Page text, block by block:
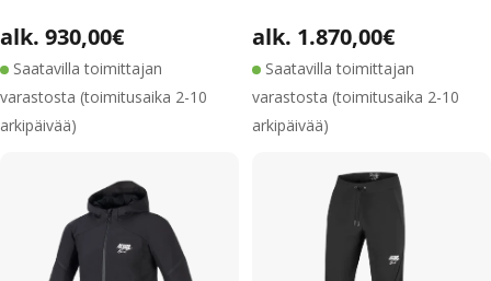
Normaalihinta
alk. 930,00€ Alennushinta
Normaalihinta
Saatavilla toimittajan
varastosta (toimitusaika 2-10
arkipäivää)
Normaalihinta
alk. 1.870,00€
Saatavilla toimittajan
varastosta (toimitusaika 2-10
arkipäivää)